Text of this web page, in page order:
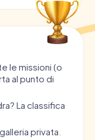
le missioni (o
al punto di
La classifica
privata.